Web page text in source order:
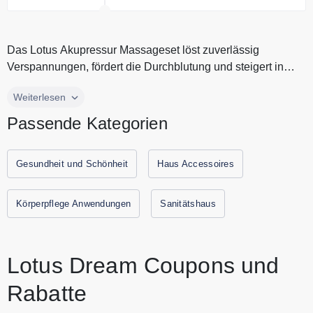
Das Lotus Akupressur Massageset löst zuverlässig
Verspannungen, fördert die Durchblutung und steigert in
Das Lotus Akupressur Massageset löst zuverlässig
kürzester Zeit das allgemeine Wohlbefinden. Die tiefe,
verbessert die Schlafqualität und macht Sie insgesamt
gesünder und glücklicher. Alle aktuellen Gutscheine und
Angebote von Lotus Dreams finden Sie immer hier auf
Gutscheine.codes.
Weiterlesen
Passende Kategorien
Gesundheit und Schönheit Haus Accessoires
Körperpflege Anwendungen Sanitätshaus
Lotus Dream Coupons und
Rabatte